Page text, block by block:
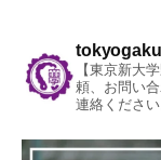
【東京新大
頼、お問い
連絡ください